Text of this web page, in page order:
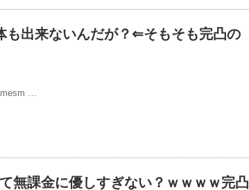
も出来ないんだが？⇐そもそも完凸の
…
無課金に優しすぎない？ｗｗｗｗ完凸